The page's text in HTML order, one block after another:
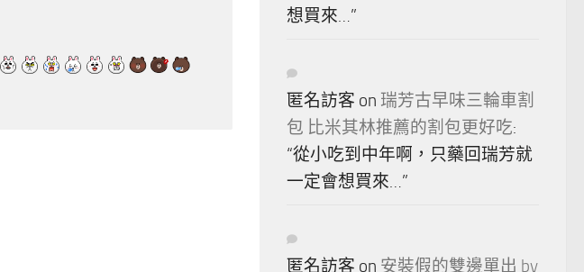
想買來…”
匿名訪客 on 瑞芳古早味三輪車割
包 比米其林推薦的割包更好吃:
“從小吃到中年啊，只藥回瑞芳就
一定會想買來…”
匿名訪客 on 安裝假的雙邊單出 by